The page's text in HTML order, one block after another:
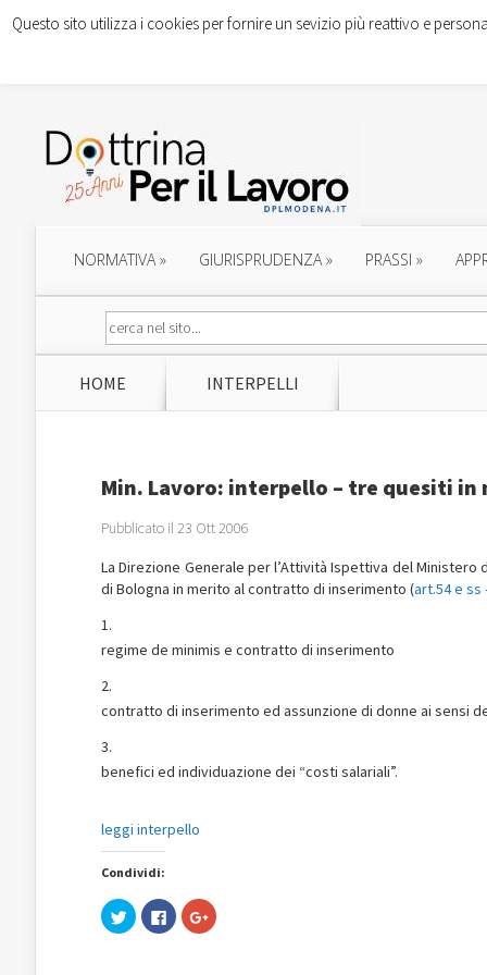
NORMATIVA» GIURISPRUDENZA» PRASSI »
HOME INTERPELLI
Min. Lavoro: interpello – tre quesiti
Pubblicato il 23 Ott 2006
La Direzione Generale per l’Attività Ispettiva del
di Bologna in merito al contratto di inserimento (art.54 e ss
regime de minimis e contratto di inserimento
contratto di inserimento ed assunzione di donne ai sensi
benefici ed individuazione dei “costi salariali”.
leggi interpello
Condividi:
Fai
clic
Fai
clic
Fai
clic
Questo sito utilizza i cookies per fornire un sevizio più reattivo e